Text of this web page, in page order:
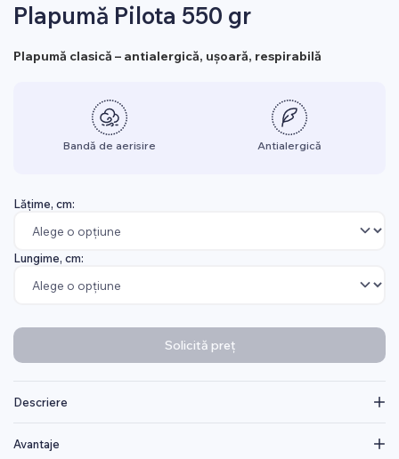
Plapumă Pilota 550 gr
Plapumă clasică – antialergică, ușoară, respirabilă
Bandă de aerisire Antialergică
Lățime, cm:
Lungime, cm:
Solicită preț
Descriere
Avantaje